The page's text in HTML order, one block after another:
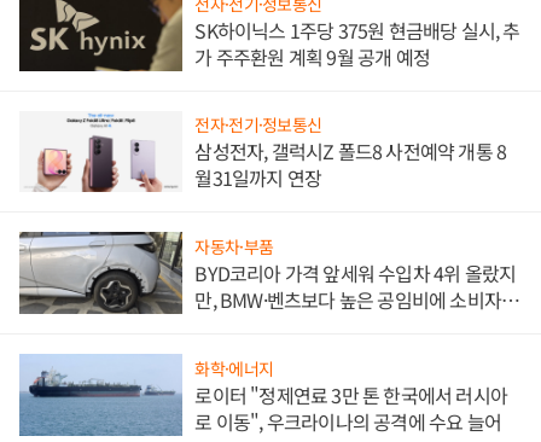
SK하이닉스 1주당 375원 현금배당 실시, 추
가 주주환원 계획 9월 공개 예정
전자·전기·정보통신
삼성전자, 갤럭시Z 폴드8 사전예약 개통 8
월31일까지 연장
자동차·부품
BYD코리아 가격 앞세워 수입차 4위 올랐지
만, BMW·벤츠보다 높은 공임비에 소비자
화학·에너지
로이터 "정제연료 3만 톤 한국에서 러시아
로 이동", 우크라이나의 공격에 수요 늘어